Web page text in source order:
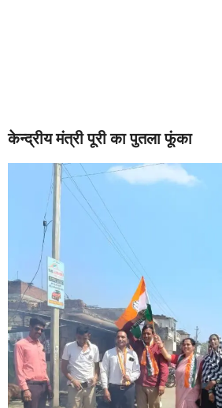
केन्द्रीय मंत्री पूरी का पुतला फूंका